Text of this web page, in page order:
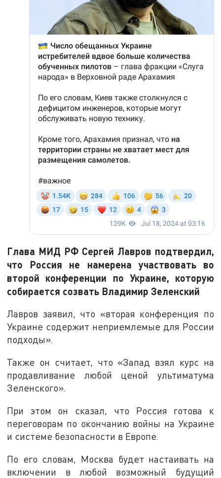
Глава МИД РФ Сергей Лавров подтвердил,
что Россия не намерена участвовать во
второй конференции по Украине, которую
собирается созвать Владимир Зеленский
Лавров заявил, что «вторая конференция по
Украине содержит неприемлемые для России
подходы».
Также он считает, что «Запад взял курс на
продавливание любой ценой ультиматума
Зеленского».
При этом он сказал, что Россия готова к
переговорам по окончанию войны на Украине
и системе безопасности в Европе.
По его словам, Москва будет настаивать на
включении в любой возможный будущий